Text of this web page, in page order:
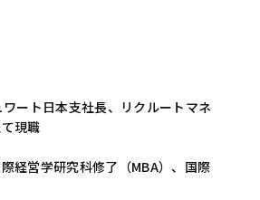
ート日本支社長、リクルートマネ
現職
経営学研究科修了（MBA）、国際